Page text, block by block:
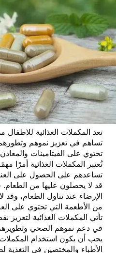
تعد المكملات الغذائية للاطفال
تساهم في تعزيز نموهم
تحتوي على الفيتامينات
تُعتبر المكملات الغذائية أمرًا
تساعدهم على الحصول على
قد لا يحصلون عليها من
الإرضاء عند تناول الطعام، وقد
من الأطعمة التي تحتوي على
تأتي المكملات الغذائية لتعزيز
في دعم نموهم الصحي
يجب أن يكون استخدام
الأطباء والمختصين في التغذية